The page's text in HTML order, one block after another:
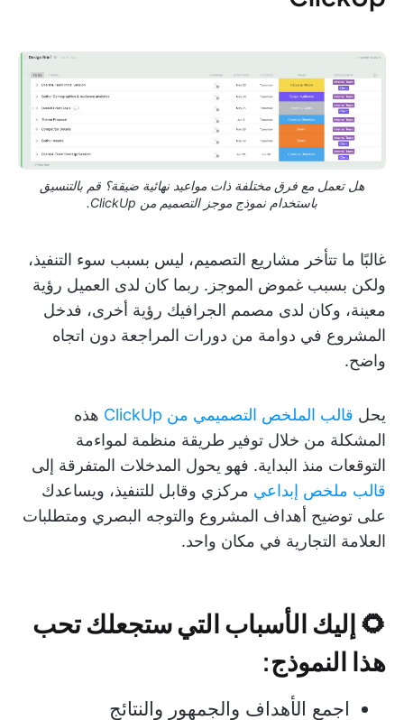
هل تعمل مع فرق مختلفة ذات مواعيد نهائية ضيقة؟ قم بالتنسيق
باستخدام نموذج موجز التصميم من ClickUp.
غالبًا ما تتأخر مشاريع التصميم، ليس بسبب سوء التنفيذ،
ولكن بسبب غموض الموجز. ربما كان لدى العميل رؤية
معينة، وكان لدى مصمم الجرافيك رؤية أخرى، فدخل
المشروع في دوامة من دورات المراجعة دون اتجاه
واضح.
يحل قالب الملخص التصميمي من ClickUp
هذه
المشكلة من خلال توفير طريقة منظمة لمواءمة
التوقعات منذ البداية. فهو يحول المدخلات المتفرقة إلى
قالب ملخص إبداعي مركزي وقابل للتنفيذ، ويساعدك
على توضيح أهداف المشروع والتوجه البصري ومتطلبات
العلامة التجارية في مكان واحد.
🌻 إليك الأسباب التي ستجعلك تحب
هذا النموذج:
اجمع الأهداف والجمهور والنتائج